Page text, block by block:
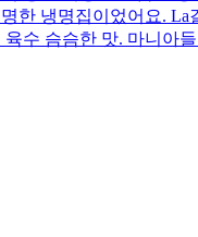
한 냉명집이었어요. La
수 슴슴한 맛. 마니아